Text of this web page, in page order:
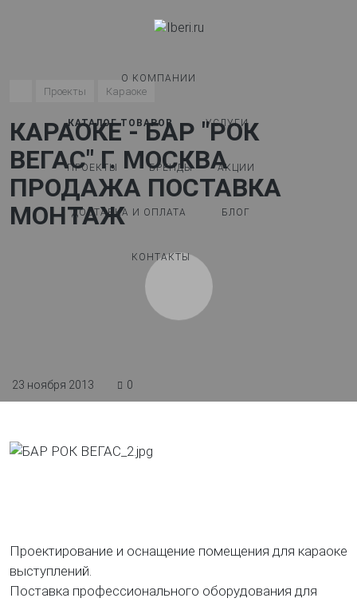
О КОМПАНИИ
КАТАЛОГ ТОВАРОВ УСЛУГИ
ПРОЕКТЫ БРЕНДЫ АКЦИИ
ДОСТАВКА И ОПЛАТА БЛОГ
КОНТАКТЫ
Проекты Караоке
КАРАОКЕ - БАР "РОК
ВЕГАС" Г. МОСКВА
ПРОДАЖА ПОСТАВКА
МОНТАЖ
23 ноября 2013 0
Проектирование и оснащение помещения для караоке
выступлений.
Поставка профессионального оборудования для